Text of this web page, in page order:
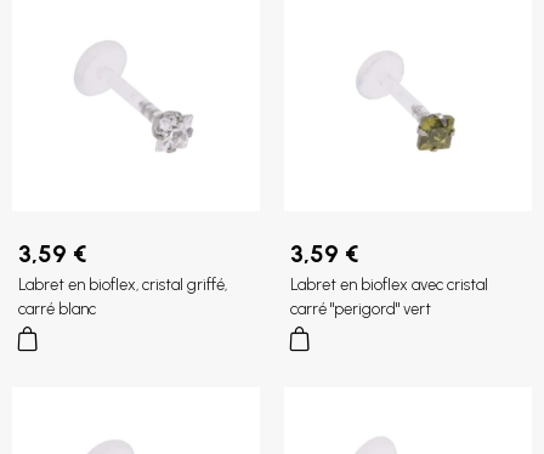
3,59 €
Labret en bioflex, cristal griffé,
carré blanc
3,59 €
Labret en bioflex avec cristal
carré "perigord" vert